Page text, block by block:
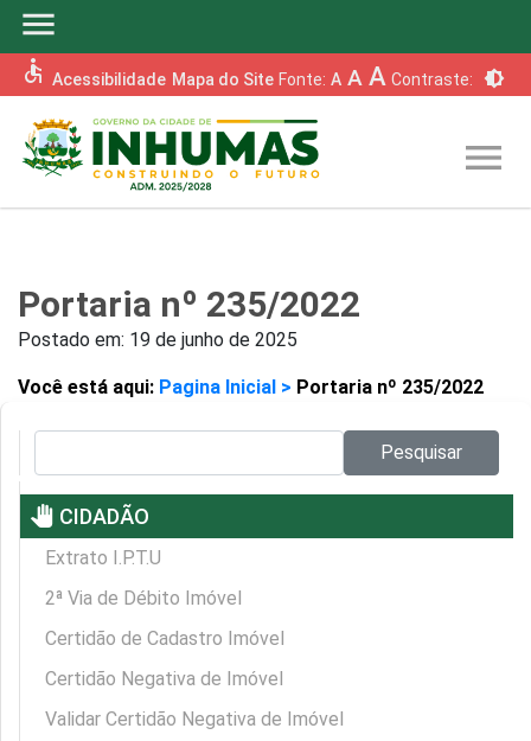
menu
accessible Acessibilidade Mapa do Site Fonte: A A A Contraste: brightness_6
menu
Portaria nº 235/2022
Postado em: 19 de junho de 2025
Você está aqui: Pagina Inicial > Portaria nº 235/2022
Pesquisar
pan_tool CIDADÃO
Extrato I.P.T.U
2ª Via de Débito Imóvel
Certidão de Cadastro Imóvel
Certidão Negativa de Imóvel
Validar Certidão Negativa de Imóvel